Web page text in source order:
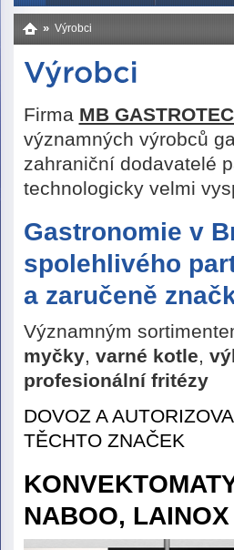
» Výrobci
Firma MB
významných výrobců
zahraniční dodavatelé
technologicky velmi
Gastronomie v
spolehlivého
a zaručeně
Významným
myčky, varné kotle,
profesionální fritézy
DOVOZ A
TĚCHTO ZNAČEK
NABOO,